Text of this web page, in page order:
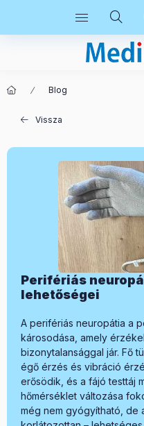
Blog
Vissza
Perifériás
lehetőségei
A perifériás neuropátia a
károsodása, amely
bizonytalansággal jár. Fő
égő érzés és vibráció
erősödik, és a fájó testtáj
hőmérséklet változása
még nem gyógyítható, de